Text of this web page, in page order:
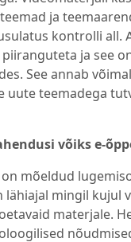
ja
kontrolli all.
ja see
See annab
uute teemadega
võiks e-
mõeldud
mingil kujul
materjale.